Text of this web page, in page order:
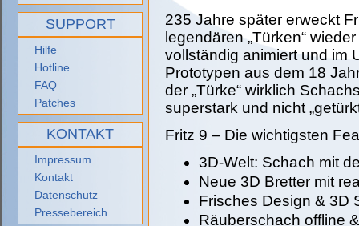
SUPPORT
Hilfe
Hotline
FAQ
Patches
KONTAKT
Impressum
Kontakt
Datenschutz
Pressebereich
235 Jahre später erweckt
legendären „Türken“
vollständig animiert und im
Prototypen aus dem 18
der „Türke“ wirklich
superstark und nicht
Fritz 9 – Die wichtigsten
3D-Welt: Schach mit
Neue 3D Bretter mit
Frisches Design & 3D
Räuberschach offline